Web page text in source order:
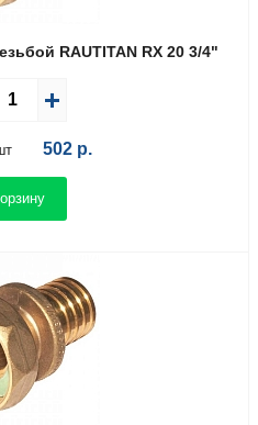
RAUTITAN RX 20 3/4"
502 р.